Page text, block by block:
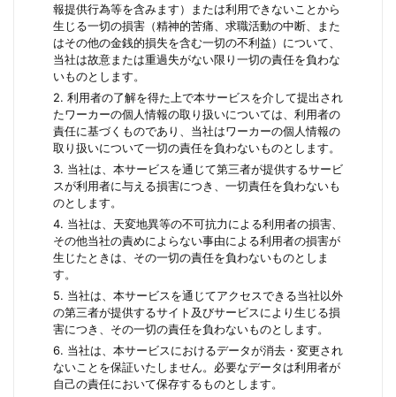
報提供行為等を含みます）または利用できないことから
生じる一切の損害（精神的苦痛、求職活動の中断、また
はその他の金銭的損失を含む一切の不利益）について、
当社は故意または重過失がない限り一切の責任を負わな
いものとします。
2. 利用者の了解を得た上で本サービスを介して提出され
たワーカーの個人情報の取り扱いについては、利用者の
責任に基づくものであり、当社はワーカーの個人情報の
取り扱いについて一切の責任を負わないものとします。
3. 当社は、本サービスを通じて第三者が提供するサービ
スが利用者に与える損害につき、一切責任を負わないも
のとします。
4. 当社は、天変地異等の不可抗力による利用者の損害、
その他当社の責めによらない事由による利用者の損害が
生じたときは、その一切の責任を負わないものとしま
す。
5. 当社は、本サービスを通じてアクセスできる当社以外
の第三者が提供するサイト及びサービスにより生じる損
害につき、その一切の責任を負わないものとします。
6. 当社は、本サービスにおけるデータが消去・変更され
ないことを保証いたしません。必要なデータは利用者が
自己の責任において保存するものとします。